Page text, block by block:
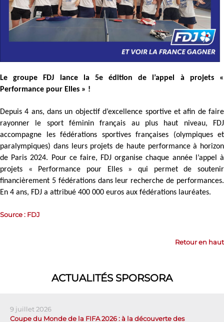
Le groupe FDJ lance la 5e édition de l’appel à projets «
Performance pour Elles » !
Depuis 4 ans, dans un objectif d’excellence sportive et afin de faire
rayonner le sport féminin français au plus haut niveau, FDJ
accompagne les fédérations sportives françaises (olympiques et
paralympiques) dans leurs projets de haute performance à horizon
de Paris 2024. Pour ce faire, FDJ organise chaque année l’appel à
projets « Performance pour Elles » qui permet de soutenir
financièrement 5 fédérations dans leur recherche de performances.
En 4 ans, FDJ a attribué 400 000 euros aux fédérations lauréates.
Source : FDJ
Retour en haut
ACTUALITÉS SPORSORA
9 juillet 2026
Coupe du Monde de la FIFA 2026 : à la découverte des